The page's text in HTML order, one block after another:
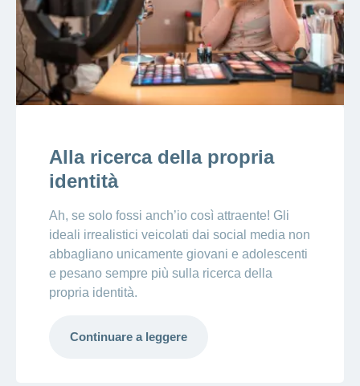
Alla ricerca della propria
identità
Ah, se solo fossi anch’io così attraente! Gli
ideali irrealistici veicolati dai social media non
abbagliano unicamente giovani e adolescenti
e pesano sempre più sulla ricerca della
propria identità.
Continuare a leggere